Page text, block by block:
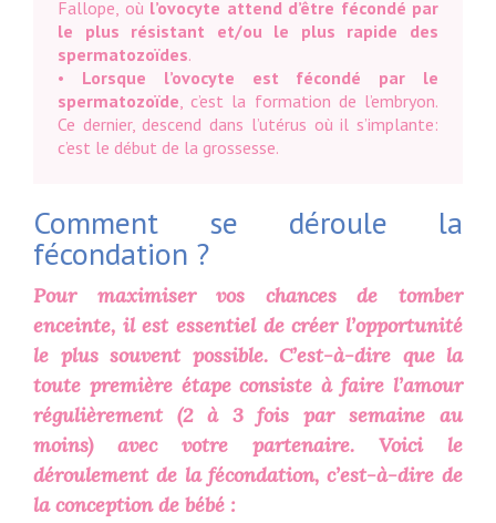
Fallope, où l’ovocyte attend d’être fécondé par
le plus résistant et/ou le plus rapide des
spermatozoïdes.
• Lorsque l’ovocyte est fécondé par le
spermatozoïde , c’est la formation de l’embryon.
Ce dernier, descend dans l’utérus où il s’implante:
c’est le début de la grossesse.
Comment se déroule la
fécondation ?
Pour maximiser vos chances de tomber
enceinte, il est essentiel de créer l’opportunité
le plus souvent possible. C’est-à-dire que la
toute première étape consiste à faire l’amour
régulièrement (2 à 3 fois par semaine au
moins) avec votre partenaire. Voici le
déroulement de la fécondation, c’est-à-dire de
la conception de bébé :